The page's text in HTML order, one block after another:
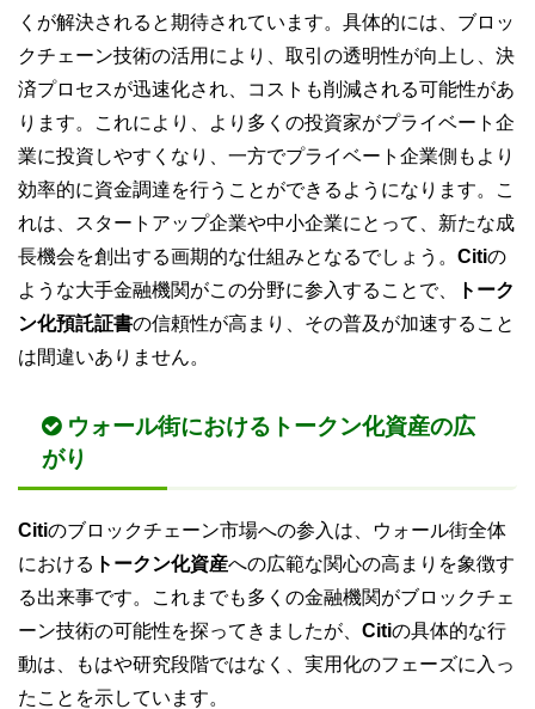
くが解決されると期待されています。具体的には、ブロッ
クチェーン技術の活用により、取引の透明性が向上し、決
済プロセスが迅速化され、コストも削減される可能性があ
ります。これにより、より多くの投資家がプライベート企
業に投資しやすくなり、一方でプライベート企業側もより
効率的に資金調達を行うことができるようになります。こ
れは、スタートアップ企業や中小企業にとって、新たな成
長機会を創出する画期的な仕組みとなるでしょう。 Citiの
ような大手金融機関がこの分野に参入することで、
トーク
ン化預託証書の信頼性が高まり、その普及が加速すること
は間違いありません。
ウォール街におけるトークン化資産の広
がり
Citiのブロックチェーン市場への参入は、ウォール街全体
における トークン化資産への広範な関心の高まりを象徴す
る出来事です。これまでも多くの金融機関がブロックチェ
ーン技術の可能性を探ってきましたが、 Citiの具体的な行
動は、もはや研究段階ではなく、実用化のフェーズに入っ
たことを示しています。